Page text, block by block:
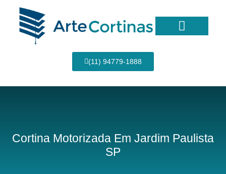
conteúdo
(11) 94779-1888
Cortina Motorizada Em Jardim Paulista
SP